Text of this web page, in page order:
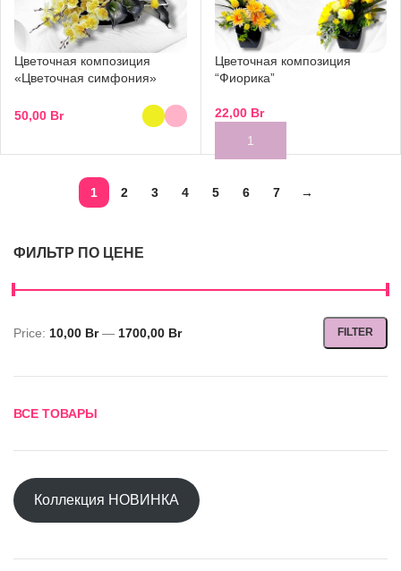
ФИЛЬТР ПО ЦЕНЕ
Min
Max
FILTER
Price: 10,00 Br— 1700,00 Br
ВСЕ ТОВАРЫ
Коллекция НОВИНКА
Цветочная композиция
«Цветочная симфония»
50,00 Br
Цветочная композиция
“Фиорика”
22,00 Br
1 2 3 4 5 6 7 →